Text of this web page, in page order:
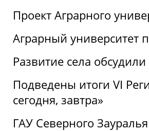
Проект Аграрного
Аграрный университет
Развитие села
Подведены итоги VI
сегодня, завтра»
ГАУ Северного